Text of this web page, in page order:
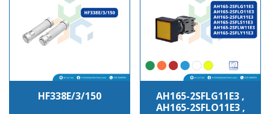
HF338E/3/150 AH165-2SFLG11E3 ,
AH165-2SFLO11E3 ,